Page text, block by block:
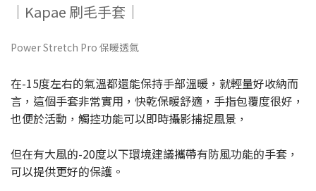
｜Kapae 刷毛手套｜
Power Stretch Pro 保暖透氣
在-15度左右的氣溫都還能保持手部溫暖，就輕量好收納而
言，這個手套非常實用，快乾保暖舒適，手指包覆度很好，
也便於活動，觸控功能可以即時攝影捕捉風景，
但在有大風的-20度以下環境建議攜帶有防風功能的手套，
可以提供更好的保護。